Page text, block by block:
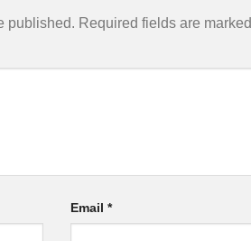
published. Required fields are marked
Email *